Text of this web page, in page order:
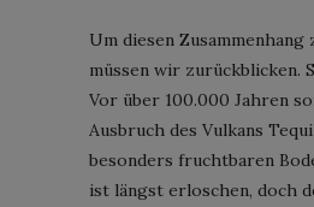
Um diesen Zusammenhang
müssen wir zurückblicken.
Vor über 100.000 Jahren
Ausbruch des Vulkans
besonders fruchtbaren
ist längst erloschen, doch